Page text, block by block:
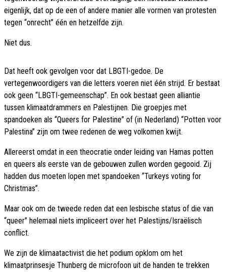
eigenlijk, dat op de een of andere manier alle vormen van protesten
tegen “onrecht” één en hetzelfde zijn.
Niet dus.
Dat heeft ook gevolgen voor dat LBGTI-gedoe. De
vertegenwoordigers van die letters voeren niet één strijd. Er bestaat
ook geen “LBGTI-gemeenschap”. En ook bestaat geen alliantie
tussen klimaatdrammers en Palestijnen. Die groepjes met
spandoeken als “Queers for Palestine” of (in Nederland) “Potten voor
Palestina” zijn om twee redenen de weg volkomen kwijt.
Allereerst omdat in een theocratie onder leiding van Hamas potten
en queers als eerste van de gebouwen zullen worden gegooid. Zij
hadden dus moeten lopen met spandoeken “Turkeys voting for
Christmas”.
Maar ook om de tweede reden dat een lesbische status of die van
“queer” helemaal niets impliceert over het Palestijns/Israëlisch
conflict.
We zijn de klimaatactivist die het podium opklom om het
klimaatprinsesje Thunberg de microfoon uit de handen te trekken